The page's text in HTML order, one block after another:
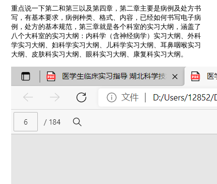
重点说一下第二和第三以及第四章，第二章主要是病例及处方书
写，有基本要求，病例种类、格式、内容，已经如何书写电子病
例，处方的基本规范，第三章就是各个科室的实习大纲，涵盖了
八个大科室的实习大纲：内科学（含神经病学）实习大纲、外科
学实习大纲、妇科学实习大纲、儿科学实习大纲、耳鼻咽喉实习
大纲、皮肤科实习大纲、眼科实习大纲、康复科实习大纲。